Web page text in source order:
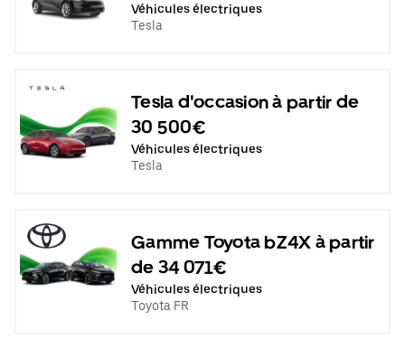
Véhicules électriques
Tesla
Tesla d'occasion à partir de
30 500€
Véhicules électriques
Tesla
Gamme Toyota bZ4X à partir
de 34 071€
Véhicules électriques
Toyota FR